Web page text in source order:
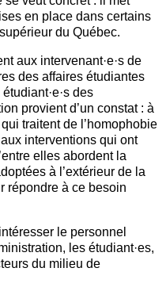
en place dans certains
du Québec.
aux intervenant·e·s de
des affaires étudiantes
des
provient d’un constat : à
traitent de l’homophobie
interventions qui ont
elles abordent la
à l’extérieur de la
répondre à ce besoin
le personnel
les étudiant·es,
du milieu de